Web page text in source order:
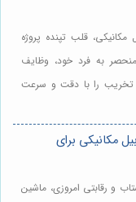
قلب تپنده پروژه
به فرد خود، وظایف
و تخریب را با دقت و سرعت
مکانیکی برای
و رقابتی امروزی، ماشین